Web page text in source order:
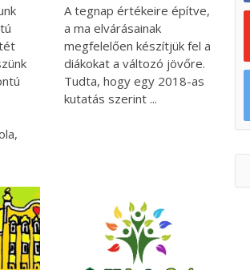
A tegnap értékeire építve,
a ma elvárásainak
megfelelően készítjük fel a
diákokat a változó jövőre.
Tudta, hogy egy 2018-as
kutatás szerint